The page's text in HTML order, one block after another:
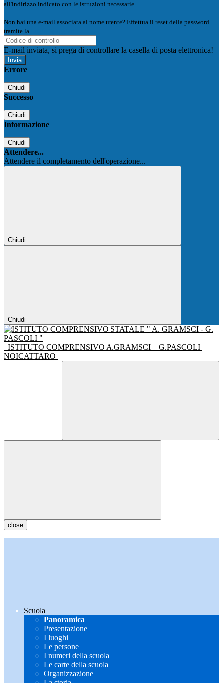
all'indirizzo indicato con le istruzioni necessarie.
Non hai una e-mail associata al nome utente? Effettua il reset della password
tramite la
E-mail inviata, si prega di controllare la casella di posta elettronica!
Errore
Chiudi
Successo
Chiudi
Informazione
Chiudi
Attendere...
Attendere il completamento dell'operazione...
Chiudi
Chiudi
ISTITUTO COMPRENSIVO A.GRAMSCI – G.PASCOLI
NOICATTARO
close
Scuola
Panoramica
Presentazione
I luoghi
Le persone
I numeri della scuola
Le carte della scuola
Organizzazione